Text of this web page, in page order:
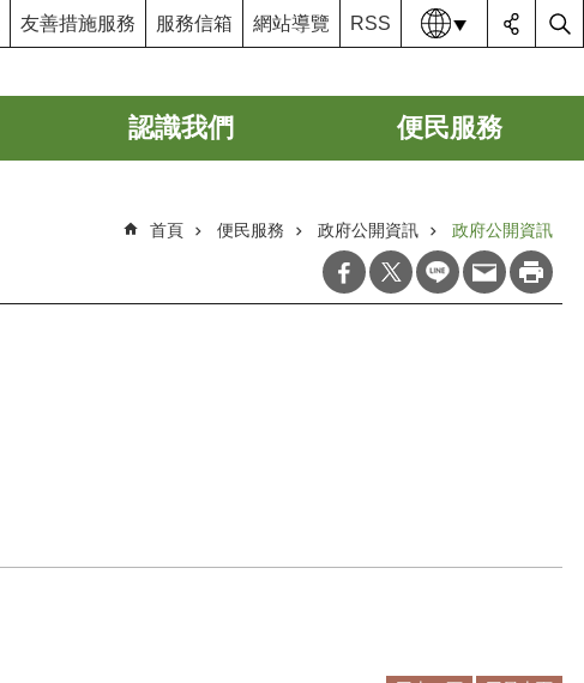
友善措施服務 服務信箱 網站導覽 RSS 語系
認識我們 便民服務
首頁 便民服務 政府公開資訊 政府公開資訊